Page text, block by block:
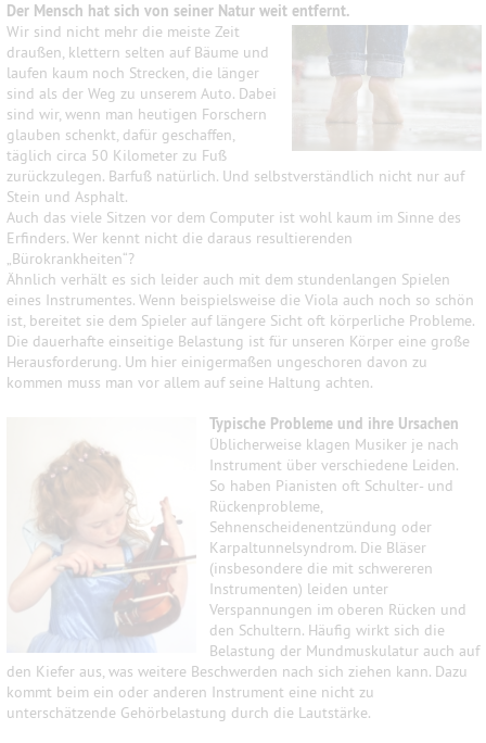
Der Mensch hat sich von seiner Natur weit entfernt.
Wir sind nicht mehr die meiste Zeit
draußen, klettern selten auf Bäume und
laufen kaum noch Strecken, die länger
sind als der Weg zu unserem Auto. Dabei
sind wir, wenn man heutigen Forschern
glauben schenkt, dafür geschaffen,
täglich circa 50 Kilometer zu Fuß
zurückzulegen. Barfuß natürlich. Und selbstverständlich nicht nur auf
Stein und Asphalt.
Auch das viele Sitzen vor dem Computer ist wohl kaum im Sinne des
Erfinders. Wer kennt nicht die daraus resultierenden
„Bürokrankheiten“?
Ähnlich verhält es sich leider auch mit dem stundenlangen Spielen
eines Instrumentes. Wenn beispielsweise die Viola auch noch so schön
ist, bereitet sie dem Spieler auf längere Sicht oft körperliche Probleme.
Die dauerhafte einseitige Belastung ist für unseren Körper eine große
Herausforderung. Um hier einigermaßen ungeschoren davon zu
kommen muss man vor allem auf seine Haltung achten.
Typische Probleme und ihre Ursachen
Üblicherweise klagen Musiker je nach
Instrument über verschiedene Leiden.
So haben Pianisten oft Schulter- und
Rückenprobleme,
Sehnenscheidenentzündung oder
Karpaltunnelsyndrom. Die Bläser
(insbesondere die mit schwereren
Instrumenten) leiden unter
Verspannungen im oberen Rücken und
den Schultern. Häufig wirkt sich die
Belastung der Mundmuskulatur auch auf
den Kiefer aus, was weitere Beschwerden nach sich ziehen kann. Dazu
kommt beim ein oder anderen Instrument eine nicht zu
unterschätzende Gehörbelastung durch die Lautstärke.